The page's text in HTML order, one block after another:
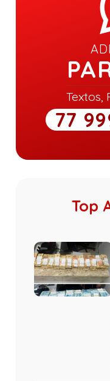
Textos,
77
Top